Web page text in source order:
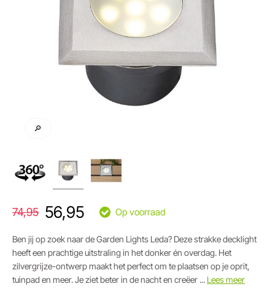
🔎
74,95 56,95 Op voorraad
Ben jij op zoek naar de Garden Lights Leda? Deze strakke decklight
heeft een prachtige uitstraling in het donker én overdag. Het
zilvergrijze-ontwerp maakt het perfect om te plaatsen op je oprit,
tuinpad en meer. Je ziet beter in de nacht en creëer ... Lees meer